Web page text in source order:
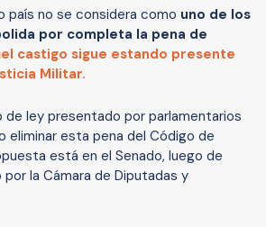
país no se considera como uno de los
por completa la pena de
castigo sigue estando presente
Militar.
de ley presentado por parlamentarios
eliminar esta pena del Código de
está en el Senado, luego de
la Cámara de Diputadas y